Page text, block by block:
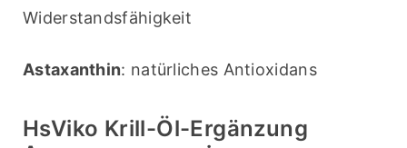
Widerstandsfähigkeit
Astaxanthin: natürliches Antioxidans
HsViko Krill-Öl-Ergänzung